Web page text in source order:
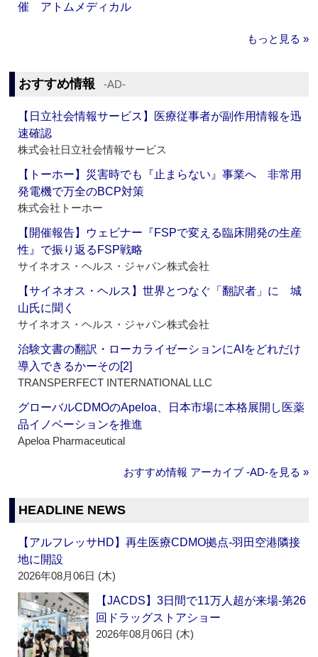
催 アトムメディカル
もっと見る »
おすすめ情報 ‐AD‐
【日立社会情報サービス】医療従事者が副作用情報を迅
速確認
株式会社日立社会情報サービス
【トーホー】災害時でも『止まらない』事業へ 非常用
発電機で万全のBCP対策
株式会社トーホー
【開催報告】ウェビナー『FSPで変える臨床開発の生産
性』で振り返るFSP戦略
サイネオス・ヘルス・ジャパン株式会社
【サイネオス・ヘルス】世界とつなぐ「翻訳者」に 城
山氏に聞く
サイネオス・ヘルス・ジャパン株式会社
治験文書の翻訳・ローカライゼーションにAIをどれだけ
導入できるかーその[2]
TRANSPERFECT INTERNATIONAL LLC
グローバルCDMOのApeloa、日本市場に本格展開し医薬
品イノベーションを推進
Apeloa Pharmaceutical
おすすめ情報 アーカイブ ‐AD‐を見る »
HEADLINE NEWS
【アルフレッサHD】再生医療CDMO拠点‐羽田空港隣接
地に開設
2026年08月06日 (木)
【JACDS】3日間で11万人超が来場‐第26
回ドラッグストアショー
2026年08月06日 (木)